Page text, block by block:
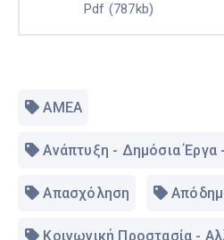
Pdf (787kb)
ΑΜΕΑ
Ανάπτυξη - Δημόσια Έργα
Απασχόληση
Κοινωνική Προστασία -